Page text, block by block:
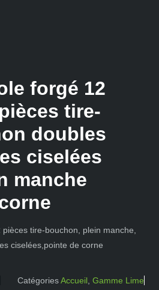
forgé 12
tire-
doubles
ciselées
manche
tire-bouchon, plein manche,
ciselées,pointe de corne
Catégories Accueil, Gamme Lime